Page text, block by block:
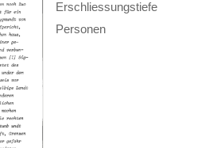
Erschliessungstiefe
Personen